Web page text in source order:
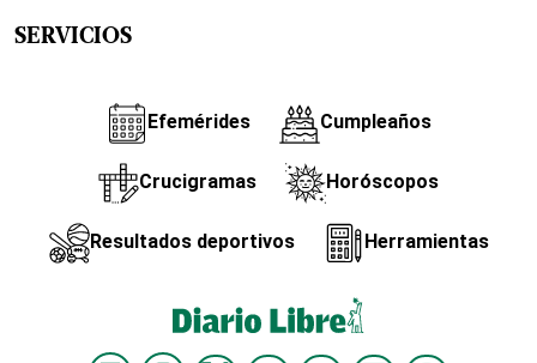
SERVICIOS
Efemérides Cumpleaños
Crucigramas Horóscopos
Resultados deportivos Herramientas